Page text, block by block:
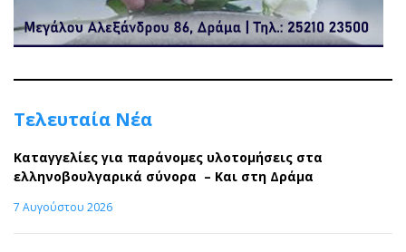
Τελευταία Νέα
Καταγγελίες για παράνομες υλοτομήσεις στα
ελληνοβουλγαρικά σύνορα – Και στη Δράμα
7 Αυγούστου 2026